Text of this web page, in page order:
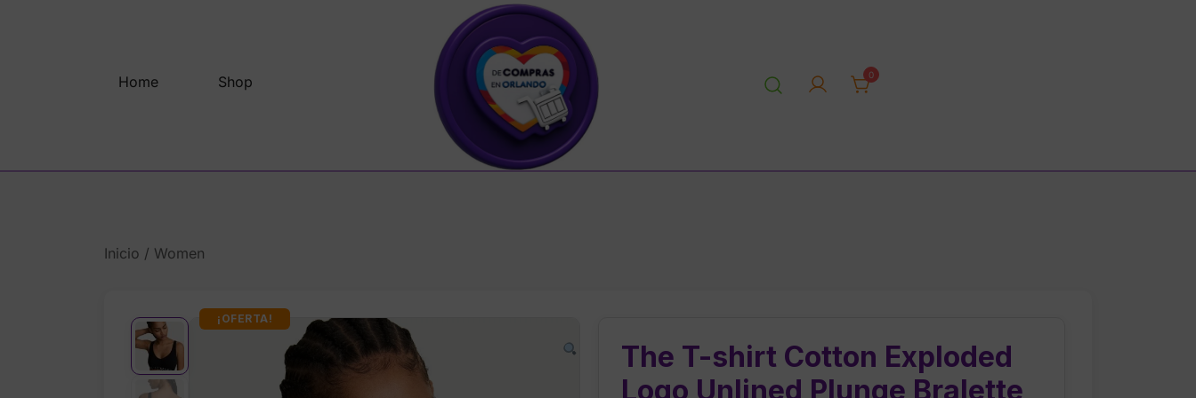
Home
Shop 0
Inicio / Women
¡OFERTA!
The T-shirt Cotton Exploded
Logo Unlined Plunge Bralette